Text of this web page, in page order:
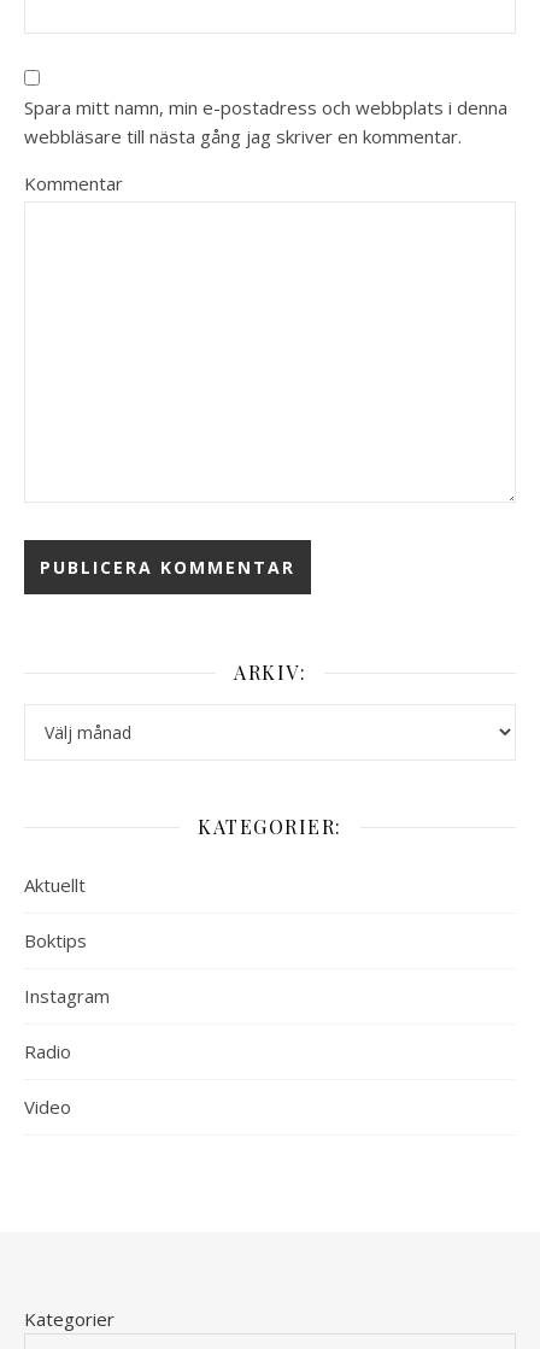
Spara mitt namn, min e-postadress och webbplats i denna
webbläsare till nästa gång jag skriver en kommentar.
Kommentar
ARKIV:
KATEGORIER:
Aktuellt
Boktips
Instagram
Radio
Video
Kategorier